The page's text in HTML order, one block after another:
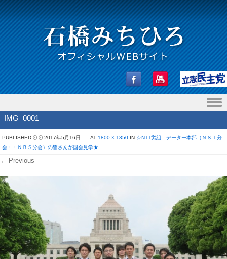
Skip to content
IMG_0001
PUBLISHED 2017年5月16日 AT 1800 × 1350 IN ☆NTT労組 データー本部（ＮＳＴ分
会・・ＮＢＳ分会）の皆さんが国会見学★
← Previous